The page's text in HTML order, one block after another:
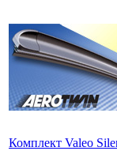
Комплект Valeo